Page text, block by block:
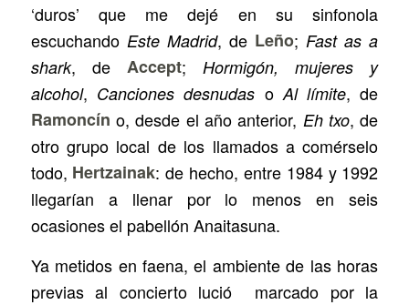
‘duros’ que me dejé en su sinfonola
escuchando Este Madrid, de Leño; Fast as a
shark, de Accept; Hormigón, mujeres y
alcohol, Canciones desnudas o Al límite, de
Ramoncín o, desde el año anterior, Eh txo, de
otro grupo local de los llamados a comérselo
todo, Hertzainak: de hecho, entre 1984 y 1992
llegarían a llenar por lo menos en seis
ocasiones el pabellón Anaitasuna.
Ya metidos en faena, el ambiente de las horas
previas al concierto lució marcado por la